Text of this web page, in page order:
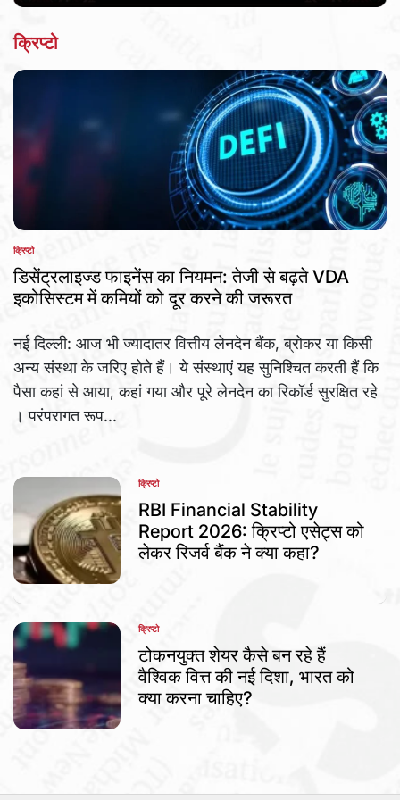
क्रिप्टो
POSTED
IN
क्रिप्टो
डिसेंट्रलाइज्ड फाइनेंस का नियमन: तेजी से बढ़ते VDA
इकोसिस्टम में कमियों को दूर करने की जरूरत
नई दिल्ली: आज भी ज्यादातर वित्तीय लेनदेन बैंक, ब्रोकर या किसी
अन्य संस्था के जरिए होते हैं। ये संस्थाएं यह सुनिश्चित करती हैं कि
पैसा कहां से आया, कहां गया और पूरे लेनदेन का रिकॉर्ड सुरक्षित रहे
। परंपरागत रूप...
POSTED
IN
क्रिप्टो
RBI Financial Stability
Report 2026: क्रिप्टो एसेट्स को
लेकर रिजर्व बैंक ने क्या कहा?
POSTED
IN
क्रिप्टो
टोकनयुक्त शेयर कैसे बन रहे हैं
वैश्विक वित्त की नई दिशा, भारत को
क्या करना चाहिए?